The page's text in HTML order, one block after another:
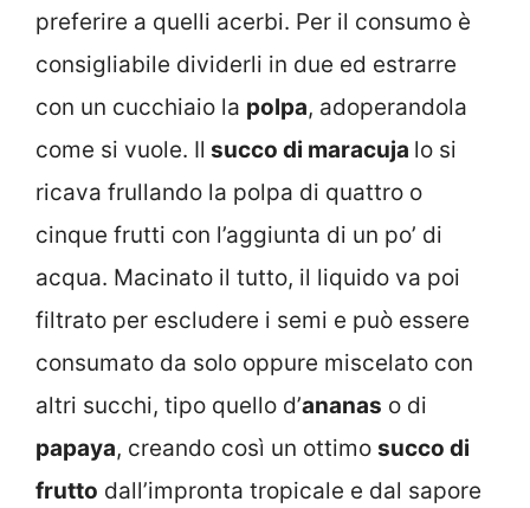
preferire a quelli acerbi. Per il consumo è
consigliabile dividerli in due ed estrarre
con un cucchiaio la polpa, adoperandola
come si vuole. Il succo di maracuja lo si
ricava frullando la polpa di quattro o
cinque frutti con l’aggiunta di un po’ di
acqua. Macinato il tutto, il liquido va poi
filtrato per escludere i semi e può essere
consumato da solo oppure miscelato con
altri succhi, tipo quello d’ananas o di
papaya, creando così un ottimo succo di
frutto dall’impronta tropicale e dal sapore